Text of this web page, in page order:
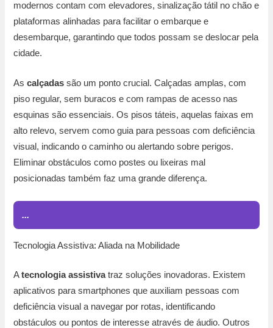
modernos contam com elevadores, sinalização tátil no chão e
plataformas alinhadas para facilitar o embarque e
desembarque, garantindo que todos possam se deslocar pela
cidade.
Ascalçadas são um ponto crucial. Calçadas amplas, com
piso regular, sem buracos e com rampas de acesso nas
esquinas são essenciais. Os pisos táteis, aquelas faixas em
alto relevo, servem como guia para pessoas com deficiência
visual, indicando o caminho ou alertando sobre perigos.
Eliminar obstáculos como postes ou lixeiras mal
posicionadas também faz uma grande diferença.
...
Tecnologia Assistiva: Aliada na Mobilidade
Atecnologia assistivatraz soluções inovadoras. Existem
aplicativos para smartphones que auxiliam pessoas com
deficiência visual a navegar por rotas, identificando
obstáculos ou pontos de interesse através de áudio. Outros